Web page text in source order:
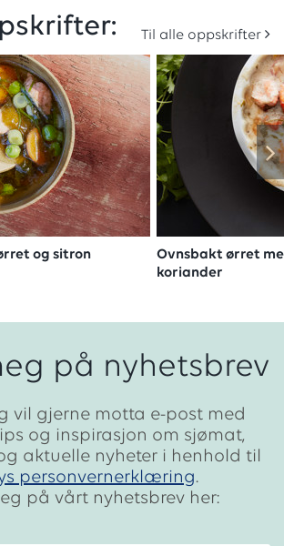
Til alle oppskrifter
og sitron
Ovnsbakt ørret
koriander
på nyhetsbrev
vil gjerne motta e-post med
og inspirasjon om sjømat,
aktuelle nyheter i henhold til
personvernerklæring.
på vårt nyhetsbrev her: